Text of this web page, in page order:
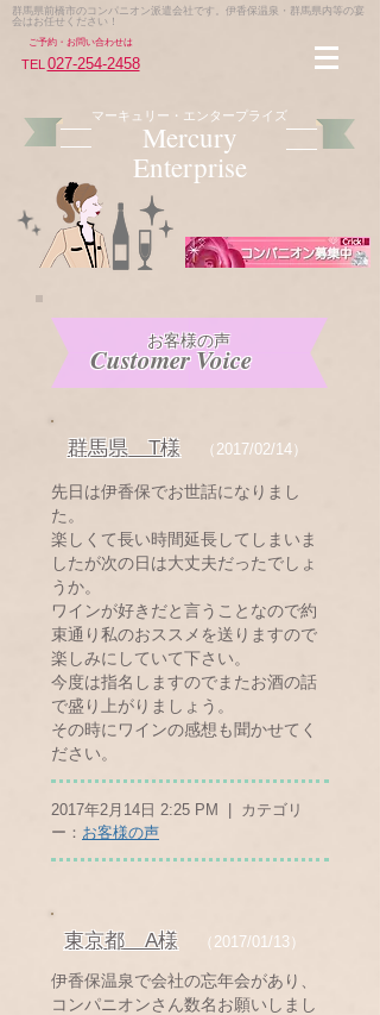
群馬県前橋市のコンパニオン派遣会社です。 伊香保温泉・群馬県内等の宴
会はお任せください！
​ご予約・お問い合わせは
TEL 027-254-2458
マーキュリー・エンタープライズ
Mercury
Enterprise
​お客様の声
Customer Voice
群馬県 T様 （2017/02/14）
先日は伊香保でお世話になりまし
た。
楽しくて長い時間延長してしまいま
したが次の日は大丈夫だったでしょ
うか。
ワインが好きだと言うことなので約
束通り私のおススメを送りますので
楽しみにしていて下さい。
今度は指名しますのでまたお酒の話
で盛り上がりましょう。
その時にワインの感想も聞かせてく
ださい。
2017年2月14日 2:25 PM | カテゴリ
ー： お客様の声
東京都 A様 （2017/01/13）
伊香保温泉で会社の忘年会があり、
コンパニオンさん数名お願いしまし